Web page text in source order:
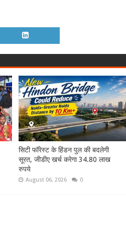
सिटी फॉरेस्ट के हिंडन पुल की बदलेगी
सूरत, जीडीए खर्च करेगा 34.80 लाख
रुपये
August 06, 2026 0